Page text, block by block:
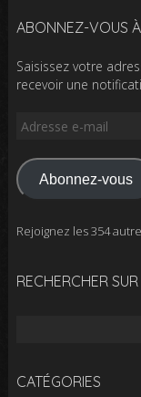
ABONNEZ-VOUS
Saisissez votre
recevoir une
Adresse
mail
Abonnez-vous
Rejoignez les 354
RECHERCHER
CATÉGORIES